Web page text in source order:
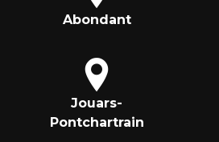
Abondant
Jouars-
Pontchartrain